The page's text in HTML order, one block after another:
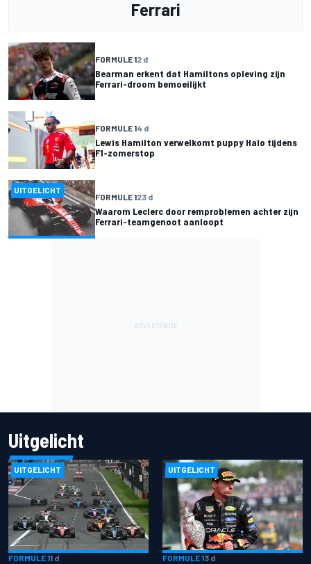
Ferrari
FORMULE 12 d
Bearman erkent dat Hamiltons opleving zijn
Ferrari-droom bemoeilijkt
FORMULE 14 d
Lewis Hamilton verwelkomt puppy Halo tijdens
F1-zomerstop
UITGELICHT
FORMULE 123 d
Waarom Leclerc door remproblemen achter zijn
Ferrari-teamgenoot aanloopt
Uitgelicht
UITGELICHT
FORMULE 11 d
UITGELICHT
FORMULE 13 d